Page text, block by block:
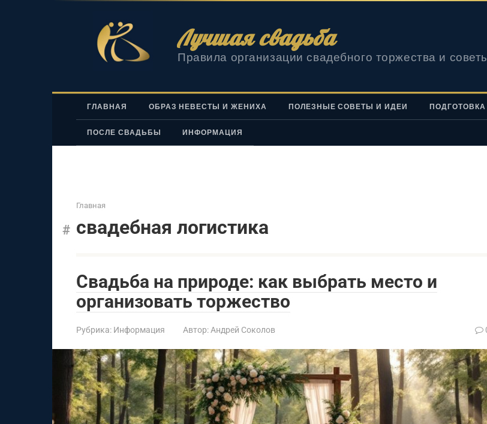
Лучшая свадьба
Правила организации свадебного торжества и
ГЛАВНАЯ ОБРАЗ НЕВЕСТЫ И ЖЕНИХА ПОЛЕЗНЫЕ СОВЕТЫ И ИДЕИ
ПОСЛЕ СВАДЬБЫ ИНФОРМАЦИЯ
Главная
свадебная логистика
Свадьба на природе: как выбрать место и
организовать торжество
Рубрика: Информация Автор: Андрей Соколов